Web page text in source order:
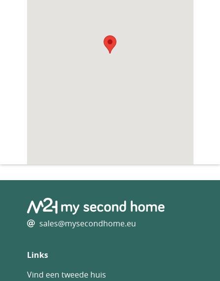
sales@mysecondhome.eu
Links
Vind een tweede huis